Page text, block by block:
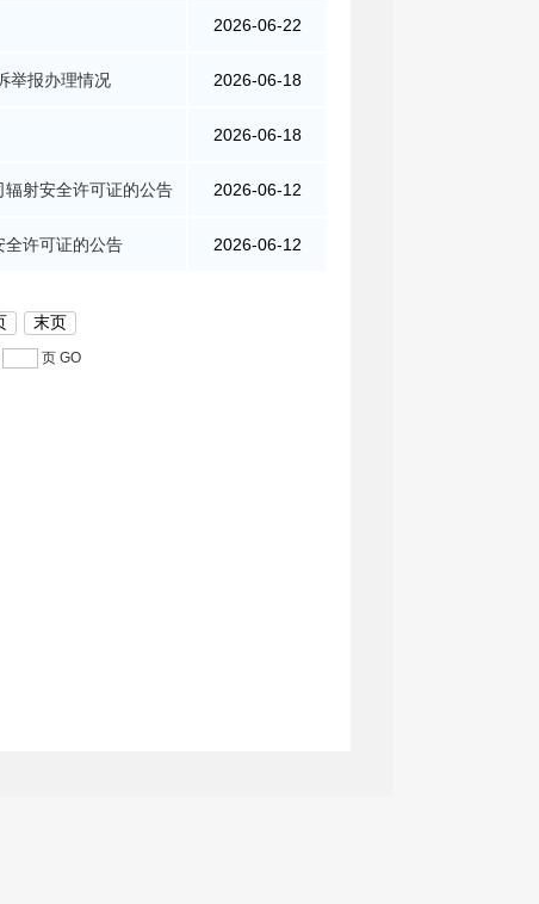
2026-06-22
举报办理情况 2026-06-18
2026-06-18
射安全许可证的公告 2026-06-12
全许可证的公告 2026-06-12
末页
页 GO